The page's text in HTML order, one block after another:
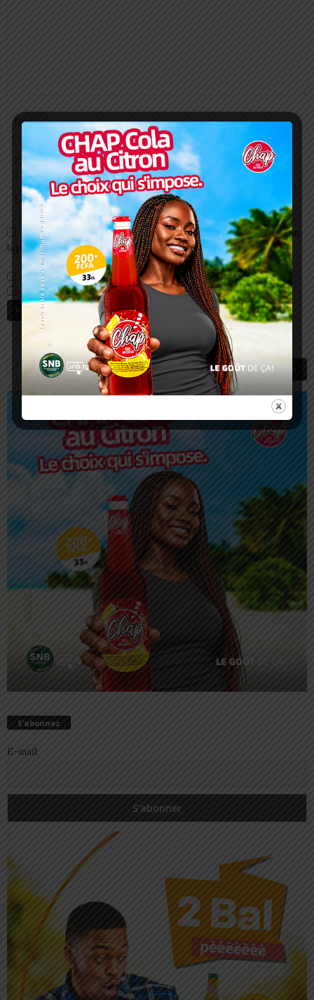
Enregistrer mon nom, email et site web dans ce navigateur pour
la prochaine fois que je commenterai.
Prévenez-moi de tous les nouveaux commentaires par e-mail.
Prévenez-moi de tous les nouveaux articles par e-mail.
S’abonnez
E-mail